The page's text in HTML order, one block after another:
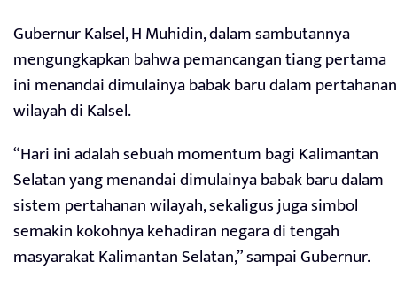
Gubernur Kalsel, H Muhidin, dalam sambutannya
mengungkapkan bahwa pemancangan tiang pertama
ini menandai dimulainya babak baru dalam pertahanan
wilayah di Kalsel.
“Hari ini adalah sebuah momentum bagi Kalimantan
Selatan yang menandai dimulainya babak baru dalam
sistem pertahanan wilayah, sekaligus juga simbol
semakin kokohnya kehadiran negara di tengah
masyarakat Kalimantan Selatan,” sampai Gubernur.